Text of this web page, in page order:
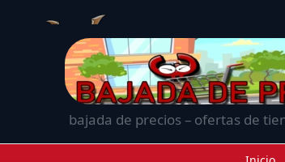
bajada de precios – ofertas de